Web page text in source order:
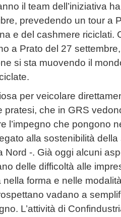
il team dell’iniziativa
prevedendo un tour a
e del cashmere riciclati.
a Prato del 27
si sta muovendo il
per veicolare
pratesi, che in GRS
l’impegno che pongono
alla sostenibilità
Nord -. Già oggi alcuni
delle difficoltà alle
forma e nelle
vadano a
L’attività di